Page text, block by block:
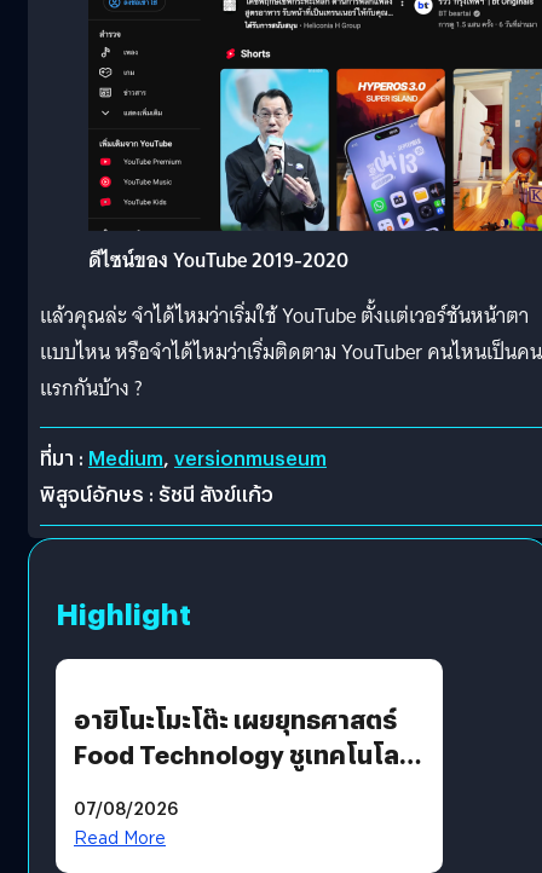
ดีไซน์ของ YouTube 2019-2020
แล้วคุณล่ะ จำได้ไหมว่าเริ่มใช้ YouTube ตั้งแต่เวอร์ชันหน้าตา
แบบไหน หรือจำได้ไหมว่าเริ่มติดตาม YouTuber คนไหนเป็นคน
แรกกันบ้าง ?
ที่มา : Medium, versionmuseum
พิสูจน์อักษร : รัชนี สังข์แก้ว
Highlight
อายิโนะโมะโต๊ะ เผยยุทธศาสตร์
Food Technology ชูเทคโนโลยี
บริโภคและ B2B
07/08/2026
Read More